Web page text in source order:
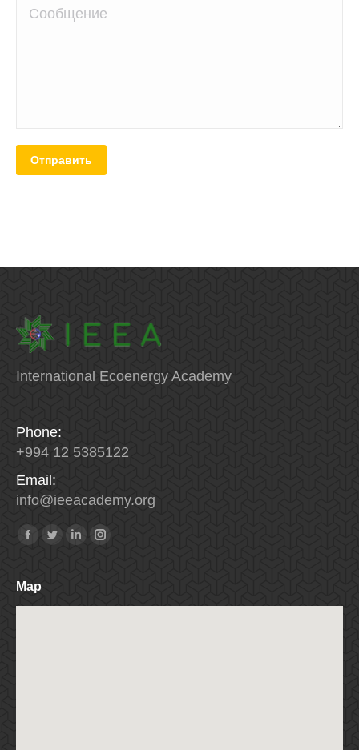
Сообщение
Отправить
International Ecoenergy Academy
Phone:
+994 12 5385122
Email:
info@ieeacademy.org
Найдите нас:
Facebook
TwitterLinkedinInstagram
Map